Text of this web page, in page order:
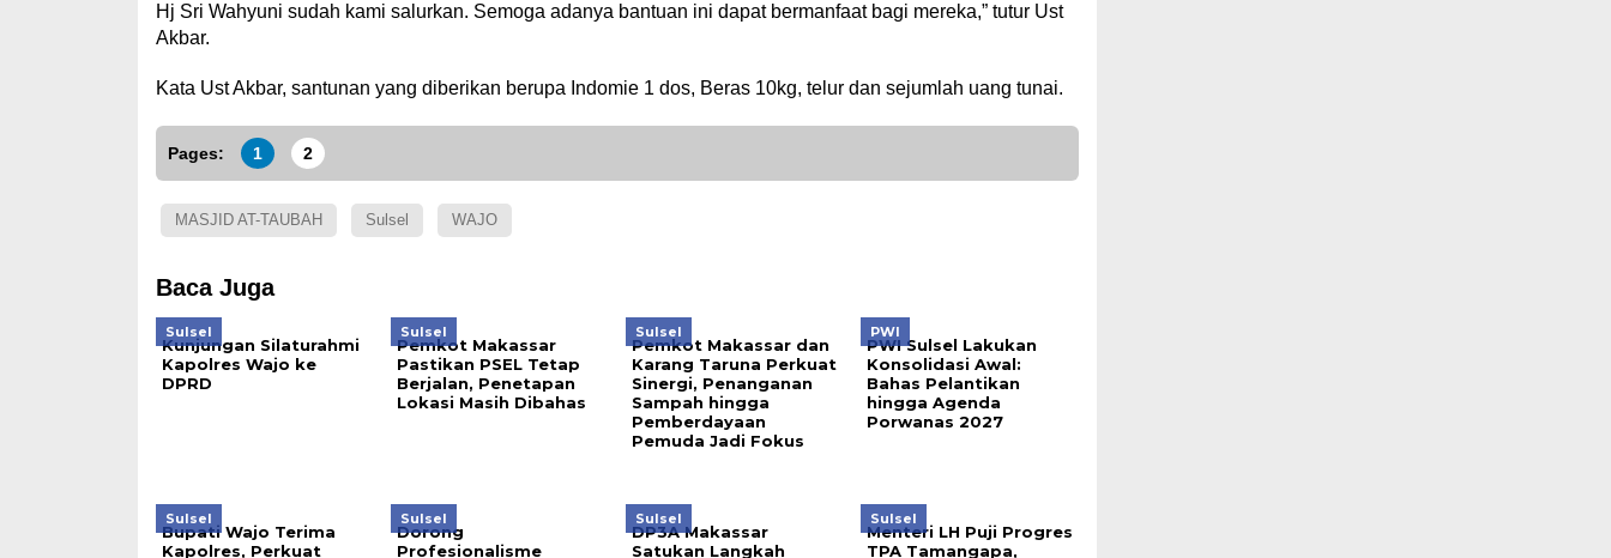
Hj Sri Wahyuni sudah kami salurkan. Semoga adanya bantuan ini dapat bermanfaat bagi mereka,” tutur Ust
Akbar.
Kata Ust Akbar, santunan yang diberikan berupa Indomie 1 dos, Beras 10kg, telur dan sejumlah uang tunai.
Pages: 1 2
MASJID AT-TAUBAH Sulsel WAJO
Baca Juga
Sulsel
Kunjungan Silaturahmi
Kapolres Wajo ke
DPRD
Sulsel
Pemkot Makassar
Pastikan PSEL Tetap
Berjalan, Penetapan
Lokasi Masih Dibahas
Sulsel
Pemkot Makassar dan
Karang Taruna Perkuat
Sinergi, Penanganan
Sampah hingga
Pemberdayaan
Pemuda Jadi Fokus
PWI
PWI Sulsel Lakukan
Konsolidasi Awal:
Bahas Pelantikan
hingga Agenda
Porwanas 2027
Sulsel
Bupati Wajo Terima
Kapolres, Perkuat
Sulsel
Dorong
Profesionalisme
Sulsel
DP3A Makassar
Satukan Langkah
Sulsel
Menteri LH Puji Progres
TPA Tamangapa,